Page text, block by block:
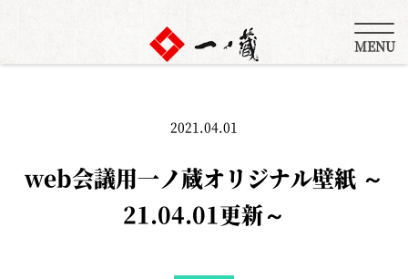
MENU
2021.04.01
web会議用一ノ蔵オリジナル壁紙 ～
21.04.01更新～